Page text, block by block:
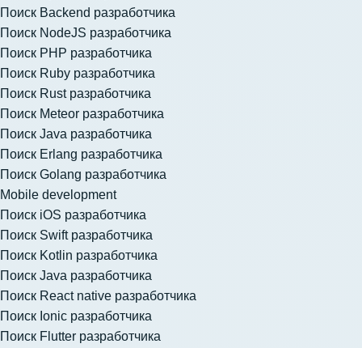
Поиск Backend разработчика
Поиск NodeJS разработчика
Поиск PHP разработчика
Поиск Ruby разработчика
Поиск Rust разработчика
Поиск Meteor разработчика
Поиск Java разработчика
Поиск Erlang разработчика
Поиск Golang разработчика
Mobile development
Поиск iOS разработчика
Поиск Swift разработчика
Поиск Kotlin разработчика
Поиск Java разработчика
Поиск React native разработчика
Поиск Ionic разработчика
Поиск Flutter разработчика